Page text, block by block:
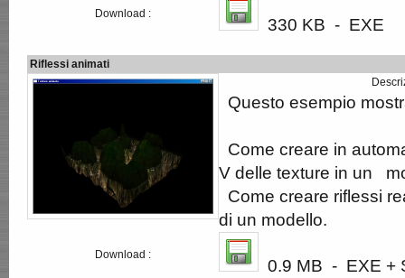
Download :
330 KB - EXE
Riflessi animati
Questo esempio
Come creare in
V delle texture in un
Come creare riflessi
di un modello.
Download :
0.9 MB - EXE +